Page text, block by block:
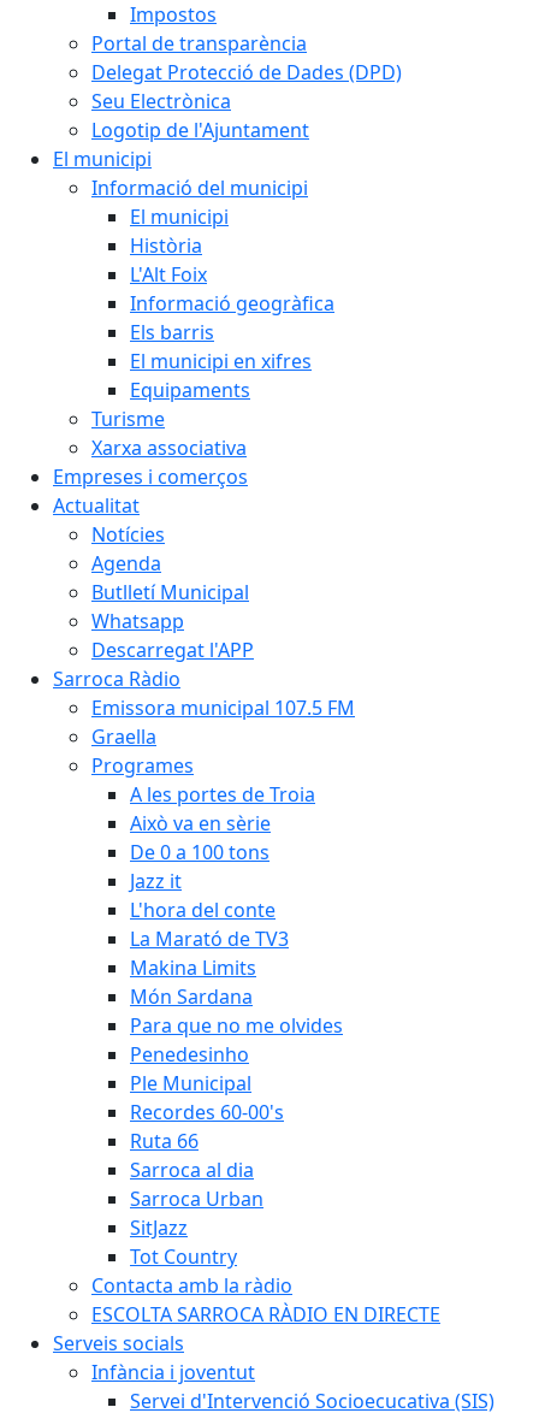
Impostos
Portal de transparència
Delegat Protecció de Dades (DPD)
Seu Electrònica
Logotip de l'Ajuntament
El municipi
Informació del municipi
El municipi
Història
L'Alt Foix
Informació geogràfica
Els barris
El municipi en xifres
Equipaments
Turisme
Xarxa associativa
Empreses i comerços
Actualitat
Notícies
Agenda
Butlletí Municipal
Whatsapp
Descarregat l'APP
Sarroca Ràdio
Emissora municipal 107.5 FM
Graella
Programes
A les portes de Troia
Això va en sèrie
De 0 a 100 tons
Jazz it
L'hora del conte
La Marató de TV3
Makina Limits
Món Sardana
Para que no me olvides
Penedesinho
Ple Municipal
Recordes 60-00's
Ruta 66
Sarroca al dia
Sarroca Urban
SitJazz
Tot Country
Contacta amb la ràdio
ESCOLTA SARROCA RÀDIO EN DIRECTE
Serveis socials
Infància i joventut
Servei d'Intervenció Socioecucativa (SIS)